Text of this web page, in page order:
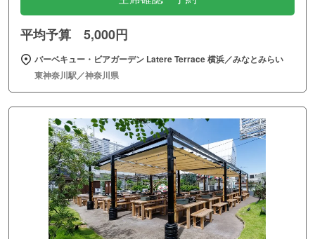
平均予算 5,000円
バーベキュー・ビアガーデン Latere Terrace 横浜／みなとみらい
東神奈川駅／神奈川県